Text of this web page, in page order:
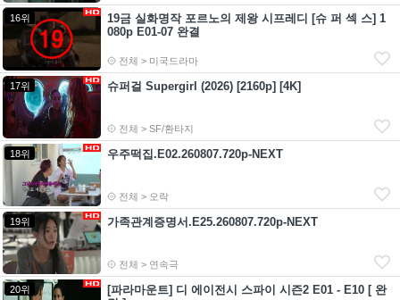
16위
19금 실화명작 포르노의 제왕 시프레디 [슈 퍼 섹 스] 1
080p E01-07 완결
전체 > 미국드라마
17위 슈퍼걸 Supergirl (2026) [2160p] [4K]
전체 > SF/환타지
18위 우주떡집.E02.260807.720p-NEXT
전체 > 오락
19위 가족관계증명서.E25.260807.720p-NEXT
전체 > 연속극
20위
[파라마운트] 디 에이전시 스파이 시즌2 E01 - E10 [ 완